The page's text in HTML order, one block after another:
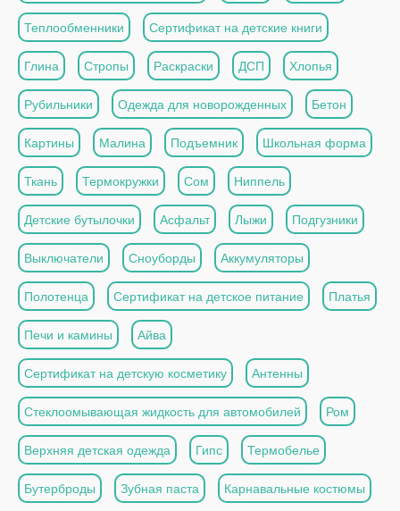
Теплообменники Сертификат на детские книги
Глина Стропы Раскраски ДСП Хлопья
Рубильники Одежда для новорожденных Бетон
Картины Малина Подъемник Школьная форма
Ткань Термокружки Сом Ниппель
Детские бутылочки Асфальт Лыжи Подгузники
Выключатели Сноуборды Аккумуляторы
Полотенца Сертификат на детское питание Платья
Печи и камины Айва
Сертификат на детскую косметику Антенны
Стеклоомывающая жидкость для автомобилей Ром
Верхняя детская одежда Гипс Термобелье
Бутерброды Зубная паста Карнавальные костюмы